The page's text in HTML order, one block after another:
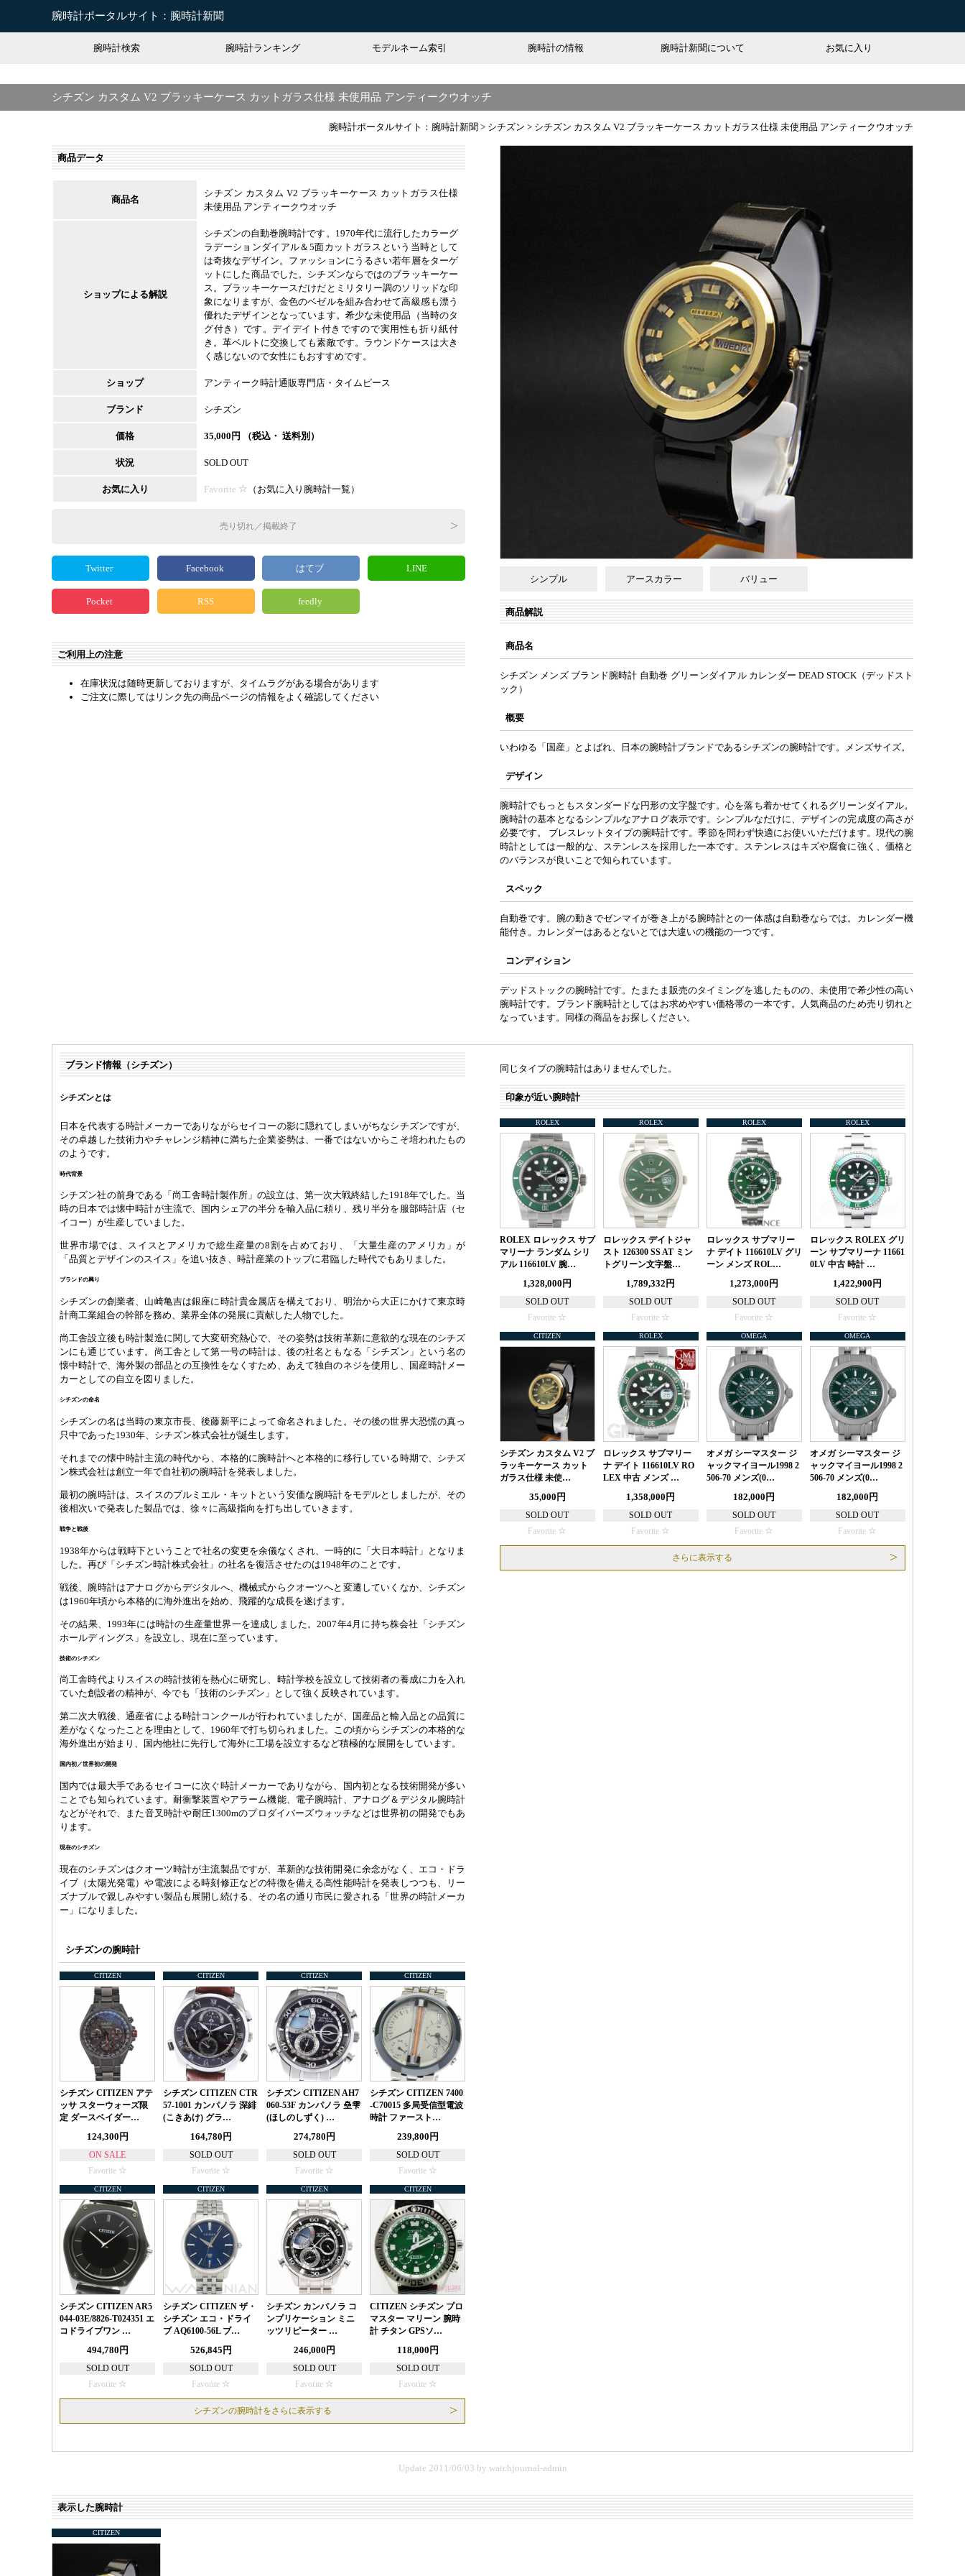
腕時計ポータルサイト：腕時計新聞
腕時計検索 腕時計ランキング モデルネーム索引 腕時計の情報 腕時計新聞について お気に入り
シチズン カスタム V2 ブラッキーケース カットガラス仕様 未使用品 アンティークウオッチ
腕時計ポータルサイト：腕時計新聞 > シチズン > シチズン カスタム V2 ブラッキーケース カットガラス仕様 未使用品 アンティークウオッチ
シンプル アースカラー バリュー
商品解説
商品名
シチズン メンズ ブランド腕時計 自動巻 グリーンダイアル カレンダー DEAD STOCK（デッドスト
ック）
概要
いわゆる「国産」とよばれ、日本の腕時計ブランドであるシチズンの腕時計です。メンズサイズ。
デザイン
腕時計でもっともスタンダードな円形の文字盤です。心を落ち着かせてくれるグリーンダイアル。
腕時計の基本となるシンプルなアナログ表示です。シンプルなだけに、デザインの完成度の高さが
必要です。 ブレスレットタイプの腕時計です。季節を問わず快適にお使いいただけます。現代の腕
時計としては一般的な、ステンレスを採用した一本です。ステンレスはキズや腐食に強く、価格と
のバランスが良いことで知られています。
スペック
自動巻です。腕の動きでゼンマイが巻き上がる腕時計との一体感は自動巻ならでは。カレンダー機
能付き。カレンダーはあるとないとでは大違いの機能の一つです。
コンディション
デッドストックの腕時計です。たまたま販売のタイミングを逃したものの、未使用で希少性の高い
腕時計です。ブランド腕時計としてはお求めやすい価格帯の一本です。人気商品のため売り切れと
なっています。同様の商品をお探しください。
商品データ
商品名
シチズン カスタム V2 ブラッキーケース カットガラス仕様
未使用品 アンティークウオッチ
ショップによる解説
シチズンの自動巻腕時計です。1970年代に流行したカラーグ
ラデーションダイアル＆5面カットガラスという当時として
は奇抜なデザイン。ファッションにうるさい若年層をターゲ
ットにした商品でした。シチズンならではのブラッキーケー
ス。ブラッキーケースだけだとミリタリー調のソリッドな印
象になりますが、金色のベゼルを組み合わせて高級感も漂う
優れたデザインとなっています。希少な未使用品（当時のタ
グ付き）です。デイデイト付きですので実用性も折り紙付
き。革ベルトに交換しても素敵です。ラウンドケースは大き
く感じないので女性にもおすすめです。
ショップ アンティーク時計通販専門店・タイムピース
ブランド シチズン
価格 35,000 円 （税込・ 送料別）
状況 SOLD OUT
お気に入り Favorite （ お気に入り腕時計一覧 ）
売り切れ／掲載終了
Twitter Facebook はてブ LINE
Pocket RSS feedly
ご利用上の注意
在庫状況は随時更新しておりますが、タイムラグがある場合があります
ご注文に際してはリンク先の商品ページの情報をよく確認してください
ブランド情報（シチズン）
シチズンとは
日本を代表する時計メーカーでありながらセイコーの影に隠れてしまいがちなシチズンですが、
その卓越した技術力やチャレンジ精神に満ちた企業姿勢は、一番ではないからこそ培われたもの
のようです。
時代背景
シチズン社の前身である「尚工舎時計製作所」の設立は、第一次大戦終結した1918年でした。当
時の日本では懐中時計が主流で、国内シェアの半分を輸入品に頼り、残り半分を服部時計店（セ
イコー）が生産していました。
世界市場では、スイスとアメリカで総生産量の8割を占めており、「大量生産のアメリカ」が
「品質とデザインのスイス」を追い抜き、時計産業のトップに君臨した時代でもありました。
ブランドの興り
シチズンの創業者、山崎亀吉は銀座に時計貴金属店を構えており、明治から大正にかけて東京時
計商工業組合の幹部を務め、業界全体の発展に貢献した人物でした。
尚工舎設立後も時計製造に関して大変研究熱心で、その姿勢は技術革新に意欲的な現在のシチズ
ンにも通じています。尚工舎として第一号の時計は、後の社名ともなる「シチズン」という名の
懐中時計で、海外製の部品との互換性をなくすため、あえて独自のネジを使用し、国産時計メー
カーとしての自立を図りました。
シチズンの命名
シチズンの名は当時の東京市長、後藤新平によって命名されました。その後の世界大恐慌の真っ
只中であった1930年、シチズン株式会社が誕生します。
それまでの懐中時計主流の時代から、本格的に腕時計へと本格的に移行している時期で、シチズ
ン株式会社は創立一年で自社初の腕時計を発表しました。
最初の腕時計は、スイスのプルミエル・キットという安価な腕時計をモデルとしましたが、その
後相次いで発表した製品では、徐々に高級指向を打ち出していきます。
戦争と戦後
1938年からは戦時下ということで社名の変更を余儀なくされ、一時的に「大日本時計」となりま
した。再び「シチズン時計株式会社」の社名を復活させたのは1948年のことです。
戦後、腕時計はアナログからデジタルへ、機械式からクオーツへと変遷していくなか、シチズン
は1960年頃から本格的に海外進出を始め、飛躍的な成長を遂げます。
その結果、1993年には時計の生産量世界一を達成しました。2007年4月に持ち株会社「シチズン
ホールディングス」を設立し、現在に至っています。
技術のシチズン
尚工舎時代よりスイスの時計技術を熱心に研究し、時計学校を設立して技術者の養成に力を入れ
ていた創設者の精神が、今でも「技術のシチズン」として強く反映されています。
第二次大戦後、通産省による時計コンクールが行われていましたが、国産品と輸入品との品質に
差がなくなったことを理由として、1960年で打ち切られました。この頃からシチズンの本格的な
海外進出が始まり、国内他社に先行して海外に工場を設立するなど積極的な展開をしています。
国内初／世界初の開発
国内では最大手であるセイコーに次ぐ時計メーカーでありながら、国内初となる技術開発が多い
ことでも知られています。耐衝撃装置やアラーム機能、電子腕時計、アナログ＆デジタル腕時計
などがそれで、また音叉時計や耐圧1300mのプロダイバーズウォッチなどは世界初の開発でもあ
ります。
現在のシチズン
現在のシチズンはクオーツ時計が主流製品ですが、革新的な技術開発に余念がなく、エコ・ドラ
イブ（太陽光発電）や電波による時刻修正などの特徴を備える高性能時計を発表しつつも、リー
ズナブルで親しみやすい製品も展開し続ける、その名の通り市民に愛される「世界の時計メーカ
ー」になりました。
シチズンの腕時計
CITIZEN
シチズン CITIZEN アテ
ッサ スターウォーズ限
定 ダースベイダー…
124,300円
ON SALE
Favorite
CITIZEN
シチズン CITIZEN CTR
57-1001 カンパノラ 深緋
(こきあけ) グラ…
164,780円
SOLD OUT
Favorite
CITIZEN
シチズン CITIZEN AH7
060-53F カンパノラ 皨雫
(ほしのしずく) …
274,780円
SOLD OUT
Favorite
CITIZEN
シチズン CITIZEN 7400
-C70015 多局受信型電波
時計 ファースト…
239,800円
SOLD OUT
Favorite
CITIZEN
シチズン CITIZEN AR5
044-03E/8826-T024351 エ
コドライブワン …
494,780円
SOLD OUT
Favorite
CITIZEN
シチズン CITIZEN ザ・
シチズン エコ・ドライ
ブ AQ6100-56L ブ…
526,845円
SOLD OUT
Favorite
CITIZEN
シチズン カンパノラ コ
ンプリケーション ミニ
ッツリピーター …
246,000円
SOLD OUT
Favorite
CITIZEN
CITIZEN シチズン プロ
マスター マリーン 腕時
計 チタン GPSソ…
118,000円
SOLD OUT
Favorite
シチズンの腕時計をさらに表示する
同じタイプの腕時計はありませんでした。
印象が近い腕時計
ROLEX
ROLEX ロレックス サブ
マリーナ ランダム シリ
アル 116610LV 腕…
1,328,000円
SOLD OUT
Favorite
ROLEX
ロレックス デイトジャ
スト 126300 SS AT ミン
トグリーン文字盤…
1,789,332円
SOLD OUT
Favorite
ROLEX
ロレックス サブマリー
ナ デイト 116610LV グリ
ーン メンズ ROL…
1,273,000円
SOLD OUT
Favorite
ROLEX
ロレックス ROLEX グリ
ーン サブマリーナ 11661
0LV 中古 時計 …
1,422,900円
SOLD OUT
Favorite
CITIZEN
シチズン カスタム V2 ブ
ラッキーケース カット
ガラス仕様 未使…
35,000円
SOLD OUT
Favorite
ROLEX
ロレックス サブマリー
ナ デイト 116610LV RO
LEX 中古 メンズ …
1,358,000円
SOLD OUT
Favorite
OMEGA
オメガ シーマスター ジ
ャックマイヨール1998 2
506-70 メンズ(0…
182,000円
SOLD OUT
Favorite
OMEGA
オメガ シーマスター ジ
ャックマイヨール1998 2
506-70 メンズ(0…
182,000円
SOLD OUT
Favorite
さらに表示する
Update 2011/06/03 by watchjournal-admin
表示した腕時計
CITIZEN